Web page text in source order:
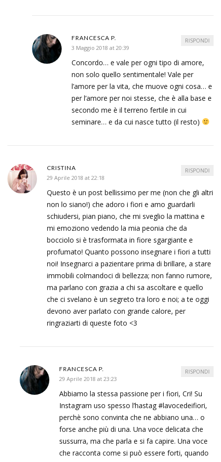
FRANCESCA P.
3 Maggio 2018 at 20:39
Concordo… e vale per ogni tipo di amore,
non solo quello sentimentale! Vale per
l’amore per la vita, che muove ogni cosa… e
per l’amore per noi stesse, che è alla base e
secondo me è il terreno fertile in cui
seminare… e da cui nasce tutto (il resto)
RISPONDI
CRISTINA
29 Aprile 2018 at 22:18
Questo è un post bellissimo per me (non che gli altri
non lo siano!) che adoro i fiori e amo guardarli
schiudersi, pian piano, che mi sveglio la mattina e
mi emoziono vedendo la mia peonia che da
bocciolo si è trasformata in fiore sgargiante e
profumato! Quanto possono insegnare i fiori a tutti
noi! Insegnarci a pazientare prima di brillare, a stare
immobili colmandoci di bellezza; non fanno rumore,
ma parlano con grazia a chi sa ascoltare e quello
che ci svelano è un segreto tra loro e noi; a te oggi
devono aver parlato con grande calore, per
ringraziarti di queste foto <3
RISPONDI
FRANCESCA P.
29 Aprile 2018 at 23:23
Abbiamo la stessa passione per i fiori, Cri! Su
Instagram uso spesso l’hastag #lavocedeifiori,
perchè sono convinta che ne abbiano una… o
forse anche più di una. Una voce delicata che
sussurra, ma che parla e si fa capire. Una voce
che racconta come si può essere forti, quando
RISPONDI